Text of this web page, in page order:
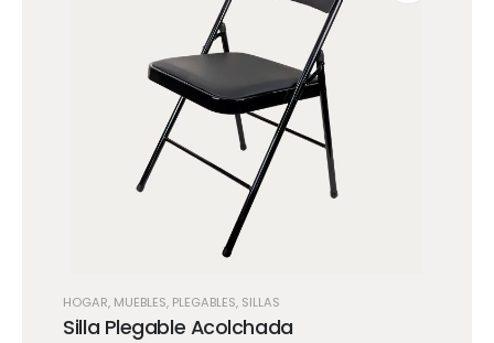
HOGAR, MUEBLES, PLEGABLES, SILLAS
Silla Plegable Acolchada